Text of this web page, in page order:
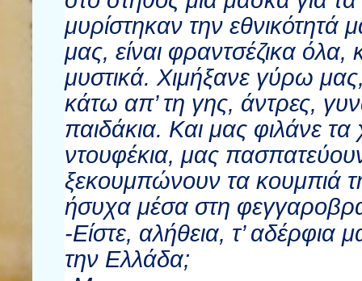
μυρίστηκαν την
μας, είναι φραντσέζικα όλα,
μυστικά. Χιμήξανε γύρω
κάτω απ’ τη γης, άντρες,
παιδάκια. Και μας φιλάνε
ντουφέκια, μας
ξεκουμπώνουν τα κουμπιά
ήσυχα μέσα στη
-Είστε, αλήθεια, τ’
την Ελλάδα;